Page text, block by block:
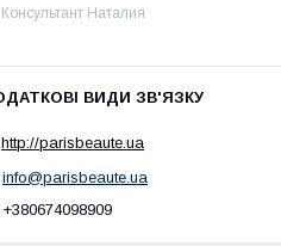
Консультант Наталия
http://parisbeaute.ua
info@parisbeaute.ua
+380674098909